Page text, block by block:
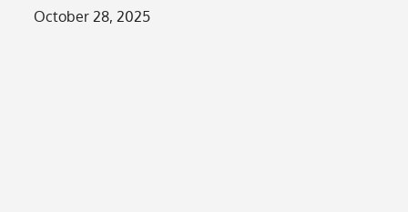
Posted
October 28, 2025